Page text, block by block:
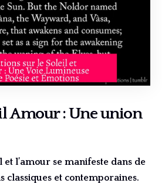
Amour : Une union
l’amour se manifeste dans de
classiques et contemporaines.